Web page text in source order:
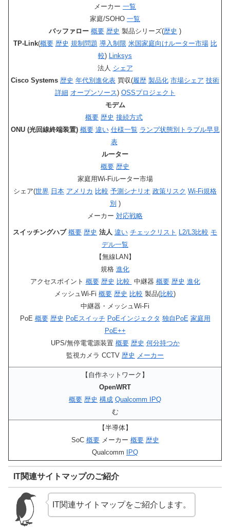
メーカー 一覧
家庭/SOHO 一覧
バッファロー 概要 歴史 製品シリーズ(歴史 )
TP-Link(概要 歴史 規制問題 導入制限 米国家庭向けルーター市場 比
較) Linksys
法人 シェア
Cisco Systems 歴史 年代別進化表 買収(履歴 製品化 市場シェア 技術
詳細 オープンソース) OSSプロジェクト
モデム
概要 歴史 接続方式
ONU (光回線終端装置) 概要 違い 仕様一覧 ランプ状態別トラブル早見
表
ルーター
概要 歴史
家庭用Wi‑Fiルーター市場
シェア(世界 日本 アメリカ 比較 予測シナリオ 政策リスク Wi‑Fi規格
別 )
メーカー 対応戦略
スイッチングハブ 概要 歴史 法人 違い チェックリスト L2/L3比較 モ
デル一覧
【無線LAN】
規格 進化
アクセスポイント 概要 歴史 比較 中継器 概要 歴史 進化
メッシュWi-Fi 概要 歴史 比較 製品(比較)
中継器・メッシュWi-Fi
PoE 概要 歴史 PoEスイッチ PoEインジェクタ 独自PoE 家庭用
PoE++
UPS/無停電電源装置 概要 歴史 何分持つか
監視カメラ CCTV 歴史 メーカー
【自作ネットワーク】
OpenWRT
概要 歴史 構成 Qualcomm IPQ
む
【半導体】
SoC 概要メーカー 概要 歴史
Qualcomm
IPQ
IT関連サイトマップのご紹介
IT関連サイトマップをご紹介します。